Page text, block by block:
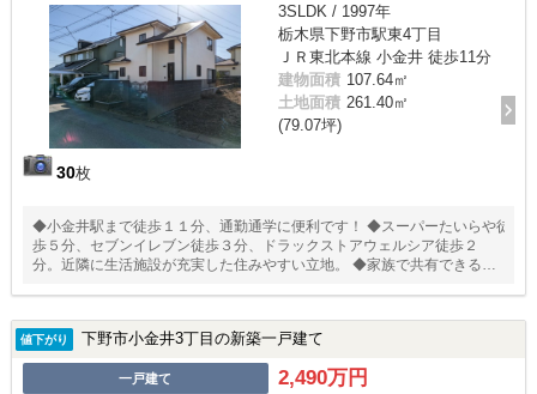
30枚
3SLDK / 1997年
栃木県下野市駅東4丁目
ＪＲ東北本線 小金井 徒歩11分
建物面積 107.64㎡
土地面積 261.40㎡
(79.07坪)
◆小金井駅まで徒歩１１分、通勤通学に便利です！ ◆スーパーたいらや徒
歩５分、セブンイレブン徒歩３分、ドラックストアウェルシア徒歩２
分。近隣に生活施設が充実した住みやすい立地。 ◆家族で共有できる広
に面していないため、通行人の人目が気になりにくく、落ち着いた空間
をつくりやすくなります。
値下がり 下野市小金井3丁目の新築一戸建て
一戸建て 2,490万円